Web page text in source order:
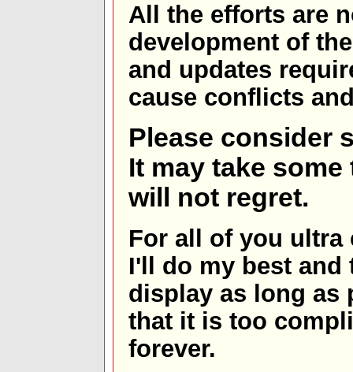
All the efforts are
development of
and updates
cause conflicts
Please consider
It may take
will not regret.
For all of you ultra
I'll do my best and
display as long as
that it is too
forever.